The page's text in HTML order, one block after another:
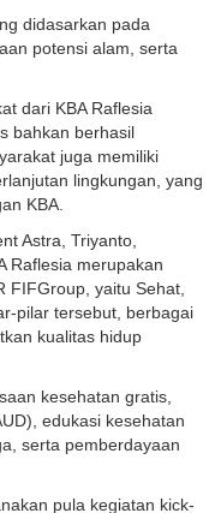
didasarkan pada
potensi alam, serta
dari KBA Raflesia
bahkan berhasil
juga memiliki
lingkungan, yang
KBA.
Astra, Triyanto,
Raflesia merupakan
FIFGroup, yaitu Sehat,
pilar tersebut, berbagai
kualitas hidup
kesehatan gratis,
edukasi kesehatan
serta pemberdayaan
pula kegiatan kick-